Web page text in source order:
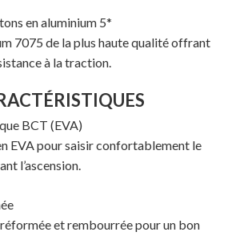
panier est vide.
EN LIGNE
en aluminium 5*
7075 de la plus haute qualité offrant
à la traction.
BCT (EVA)
EVA pour saisir confortablement le
l’ascension.
et rembourrée pour un bon